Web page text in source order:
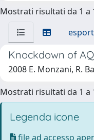
Mostrati risultati da 1 a
Knockdown of
2008 E. Monzani, R.
Mostrati risultati da 1 a
Legenda icone
file ad accesso